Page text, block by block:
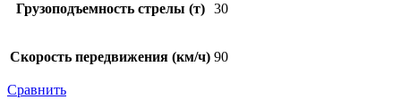
Грузоподъемность стрелы (т) 30
Скорость передвижения (км/ч) 90
Сравнить